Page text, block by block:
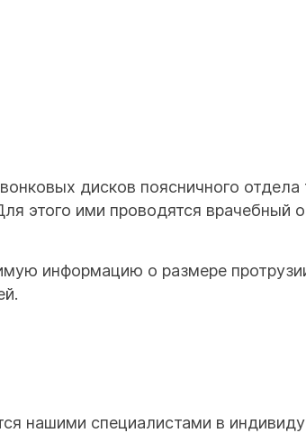
дисков поясничного отдела
этого ими проводятся врачебный
информацию о размере
нашими специалистами в